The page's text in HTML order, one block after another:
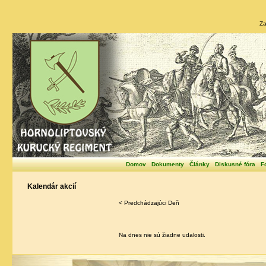
Domov Dokumenty Články Diskusné fóra
Kalendár akcií
< Predchádzajúci Deň
Na dnes nie sú žiadne udalosti.